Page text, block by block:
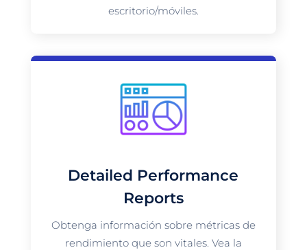
escritorio/móviles.
Detailed Performance
Reports
Obtenga información sobre métricas de
rendimiento que son vitales. Vea la